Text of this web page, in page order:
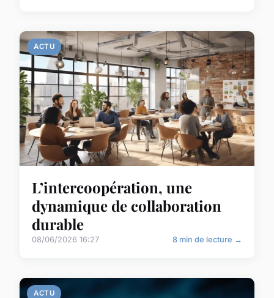
ACTU
L’intercoopération, une
dynamique de collaboration
durable
08/06/2026 16:27 8 min de lecture →
ACTU